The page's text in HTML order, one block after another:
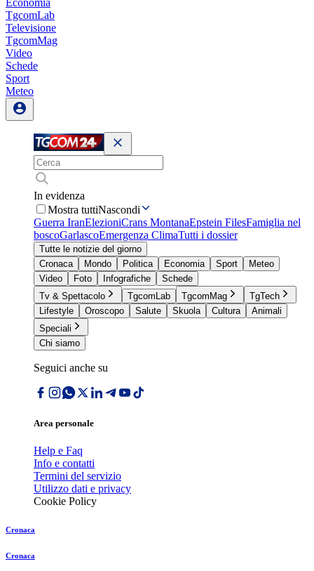
Economia
TgcomLab
Televisione
TgcomMag
Video
Schede
Sport
Meteo
In evidenza
Mostra tuttiNascondi
Guerra IranElezioniCrans MontanaEpstein FilesFamiglia nel
boscoGarlascoEmergenza ClimaTutti i dossier
Tutte le notizie del giorno
Cronaca
Mondo Politica Economia Sport
Meteo
Video
Foto Infografiche
Schede
Tv & Spettacolo
TgcomLab TgcomMag
TgTech
Lifestyle
Oroscopo Salute Skuola Cultura
Animali
Speciali
Chi siamo
Seguici anche su
Area personale
Help e Faq
Info e contatti
Termini del servizio
Utilizzo dati e privacy
Cookie Policy
Cronaca
Cronaca